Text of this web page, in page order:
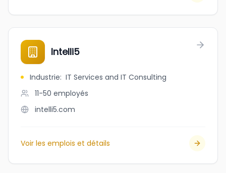
Intelli5
Industrie: IT Services and IT Consulting
11-50 employés
intelli5.com
Voir les emplois et détails